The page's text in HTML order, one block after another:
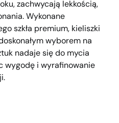
zachwycają lekkością,
Wykonane
szkła premium, kieliszki
wyborem na
nadaje się do mycia
wygodę i wyrafinowanie